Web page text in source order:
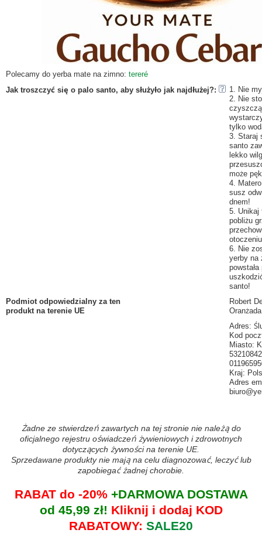
Polecamy do yerba mate na zimno: tereré
Jak troszczyć się o palo santo, aby służyło jak najdłużej?:
1. Nie
2. Nie
tylko
3. Staraj
santo
lekko
może
4.
susz
dnem!
5. Unikaj
pobliżu
6. Nie
yerby na
santo!
Podmiot odpowiedzialny za ten
produkt na terenie UE
Robert
Oranżada
Adres:
Kod
Miasto:
Kraj:
Adres
Żadne ze stwierdzeń zawartych na tej stronie nie należą do
oficjalnego rejestru oświadczeń żywieniowych i zdrowotnych
dotyczących żywności na terenie UE.
Sprzedawane produkty nie mają na celu diagnozować, leczyć lub
zapobiegać żadnej chorobie.
RABAT do -20%+DARMOWA DOSTAWA
od 45,99 zł! Kliknij i dodaj KOD
RABATOWY: SALE20